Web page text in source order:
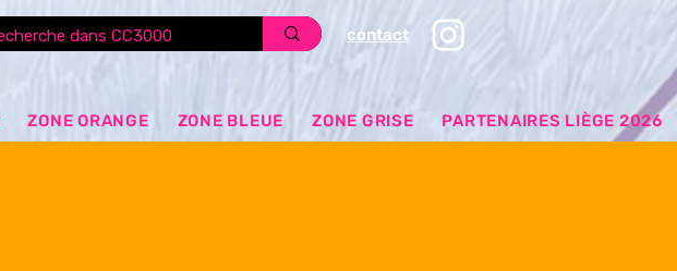
contact
ZONE ORANGE ZONE BLEUE ZONE GRISE PARTENAIRES LIÈGE 2026